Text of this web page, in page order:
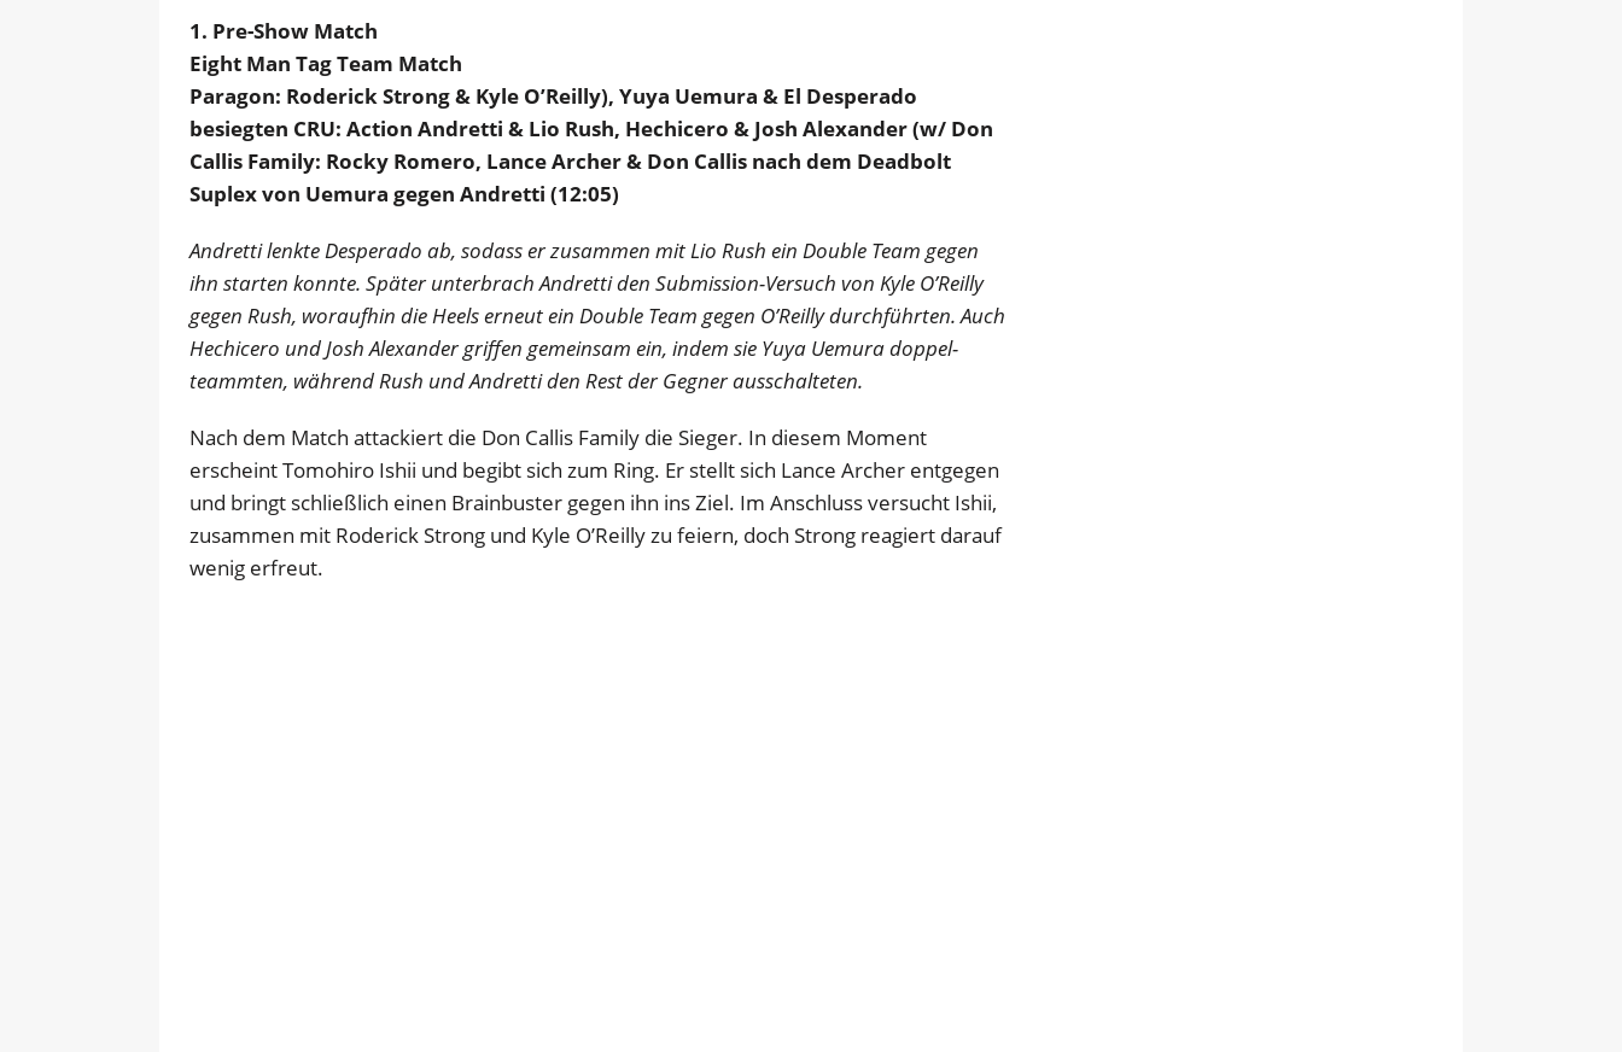
1. Pre-Show Match
Eight Man Tag Team Match
Paragon: Roderick Strong & Kyle O’Reilly), Yuya Uemura & El Desperado
besiegten CRU: Action Andretti & Lio Rush, Hechicero & Josh Alexander (w/ Don
Callis Family: Rocky Romero, Lance Archer & Don Callis nach dem Deadbolt
Suplex von Uemura gegen Andretti (12:05)
Andretti lenkte Desperado ab, sodass er zusammen mit Lio Rush ein Double Team gegen
ihn starten konnte. Später unterbrach Andretti den Submission-Versuch von Kyle O’Reilly
gegen Rush, woraufhin die Heels erneut ein Double Team gegen O’Reilly durchführten. Auch
Hechicero und Josh Alexander griffen gemeinsam ein, indem sie Yuya Uemura doppel-
teammten, während Rush und Andretti den Rest der Gegner ausschalteten.
Nach dem Match attackiert die Don Callis Family die Sieger. In diesem Moment
erscheint Tomohiro Ishii und begibt sich zum Ring. Er stellt sich Lance Archer entgegen
und bringt schließlich einen Brainbuster gegen ihn ins Ziel. Im Anschluss versucht Ishii,
zusammen mit Roderick Strong und Kyle O’Reilly zu feiern, doch Strong reagiert darauf
wenig erfreut.